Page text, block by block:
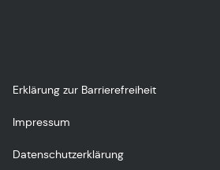
Erklärung zur Barrierefreiheit
Impressum
Datenschutzerklärung